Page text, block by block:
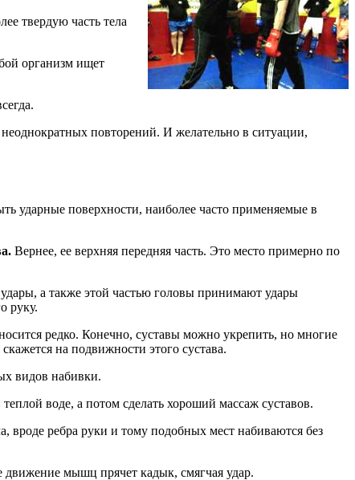
твердую часть тела
организм ищет
повторений. И желательно в ситуации,
ударные поверхности, наиболее часто применяемые в
Вернее, ее верхняя передняя часть. Это место примерно по
а также этой частью головы принимают удары
руку.
редко. Конечно, суставы можно укрепить, но многие
на подвижности этого сустава.
видов набивки.
воде, а потом сделать хороший массаж суставов.
вроде ребра руки и тому подобных мест набиваются без
движение мышц прячет кадык, смягчая удар.